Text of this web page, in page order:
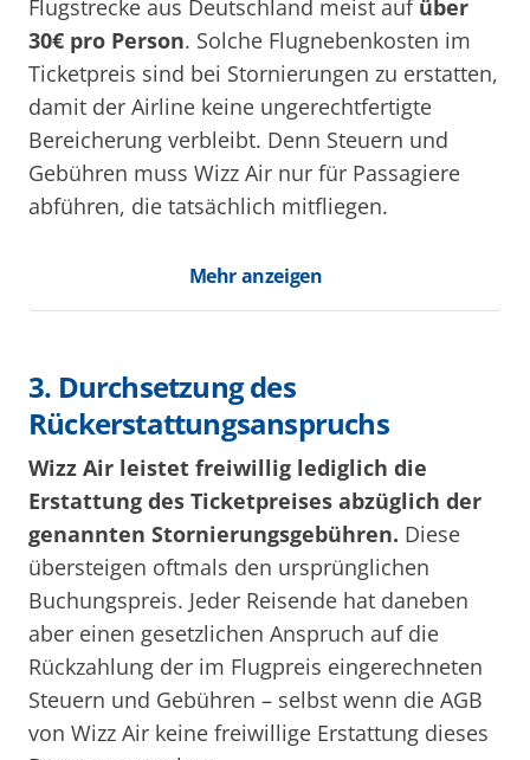
Flugstrecke aus Deutschland meist auf über
30€ pro Person. Solche Flugnebenkosten im
Ticketpreis sind bei Stornierungen zu erstatten,
damit der Airline keine ungerechtfertigte
Bereicherung verbleibt. Denn Steuern und
Gebühren muss Wizz Air nur für Passagiere
abführen, die tatsächlich mitfliegen.
Mehr anzeigen
3. Durchsetzung des
Rückerstattungsanspruchs
Wizz Air leistet freiwillig lediglich die
Erstattung des Ticketpreises abzüglich der
genannten Stornierungsgebühren. Diese
übersteigen oftmals den ursprünglichen
Buchungspreis. Jeder Reisende hat daneben
aber einen gesetzlichen Anspruch auf die
Rückzahlung der im Flugpreis eingerechneten
Steuern und Gebühren – selbst wenn die AGB
von Wizz Air keine freiwillige Erstattung dieses